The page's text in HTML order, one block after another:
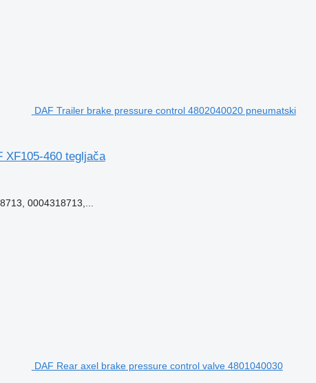
DAF Trailer brake pressure control 4802040020 pneumatski
XF105-460 tegljača
0004318713,...
DAF Rear axel brake pressure control valve 4801040030